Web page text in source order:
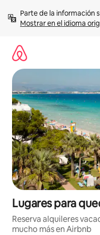
contenidoMostrar en el idioma
Lugares para
Reserva alquileres
mucho más en Airbnb